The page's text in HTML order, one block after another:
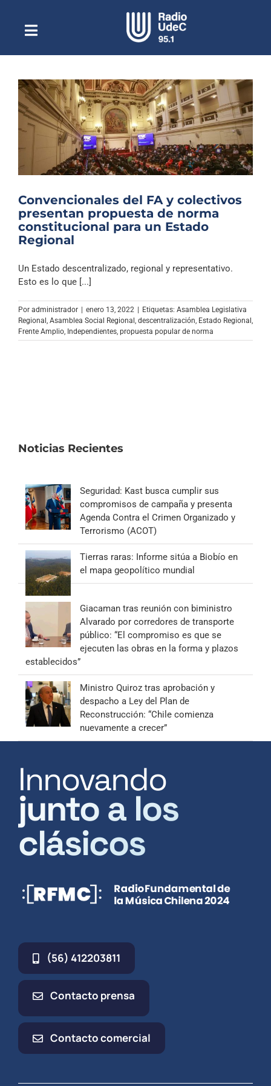
contenidoToggle
NavigationEscuchar Radio UdeC en vivo
Quiénes Somos
Programación
Podcast
Noticias
Columnas
Música Clásica
Convencionales del FA y colectivos
presentan propuesta de norma
constitucional para un Estado
Regional
Un Estado descentralizado, regional y representativo.
Esto es lo que [...]
Por administrador | enero 13, 2022 | Etiquetas: Asamblea Legislativa
Regional Asamblea Social Regional descentralización Estado Regional
Frente Amplio Independientes propuesta popular de norma
Noticias Recientes
Seguridad: Kast busca cumplir sus
compromisos de campaña y presenta
Agenda Contra el Crimen Organizado y
Terrorismo (ACOT)
Tierras raras: Informe sitúa a Biobío en
el mapa geopolítico mundial
Giacaman tras reunión con biministro
Alvarado por corredores de transporte
público: “El compromiso es que se
ejecuten las obras en la forma y plazos
establecidos”
Ministro Quiroz tras aprobación y
despacho a Ley del Plan de
Reconstrucción: “Chile comienza
nuevamente a crecer”
Innovando
junto a los
clásicos
(56) 412203811
Contacto prensa
Contacto comercial